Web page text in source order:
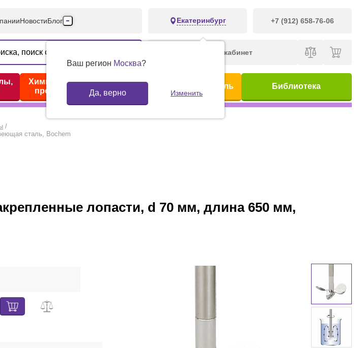
НовостиБлог
Производители
Партнеры
Контакты
Екатеринбург +7 (912) 658-76-06
Ваш регион Москва?
Да, верно Изменить
Личный кабинет
Химические реактивы,
препараты, наборы
Предметный указатель Библиотека
/
сталь, Bochem
лопасти, d 70 мм, длина 650 мм,